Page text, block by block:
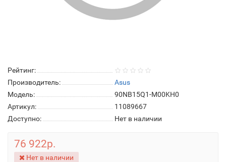
Рейтинг:
Производитель:
Asus
Модель:
90NB15Q1-M00KH0
Артикул:
11089667
Доступно:
Нет в наличии
76 922р.
Нет в наличии